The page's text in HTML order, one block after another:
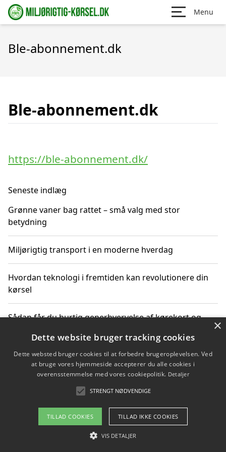
Menu
Ble-abonnement.dk
Ble-abonnement.dk
https://ble-abonnement.dk/
Seneste indlæg
Grønne vaner bag rattet – små valg med stor
betydning
Miljørigtig transport i en moderne hverdag
Hvordan teknologi i fremtiden kan revolutionere din
kørsel
Sådan får du hurtig generhvervelse af kørekort og
Sådan lærer du miljørigtig kørsel hos en køreskole i
Gentofte
Copyright 2026 - Pilanto Aps
Om / kontakt
×
Dette website bruger tracking cookies
Dette websted bruger cookies til at forbedre brugeroplevelsen. Ved
at bruge vores hjemmeside accepterer du alle cookies i
overensstemmelse med vores cookiepolitik. Detaljer
STRENGT NØDVENDIGE
TILLAD COOKIES TILLAD IKKE COOKIES
VIS DETALJER